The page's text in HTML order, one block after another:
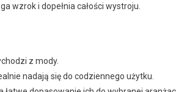
wzrok i dopełnia całości wystroju.
z mody.
nadają się do codziennego użytku.